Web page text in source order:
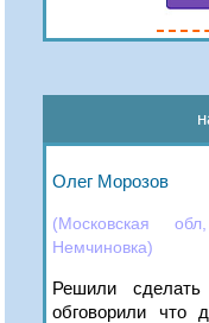
Олег Морозов
(Московская
Немчиновка)
Решили
обговорили что